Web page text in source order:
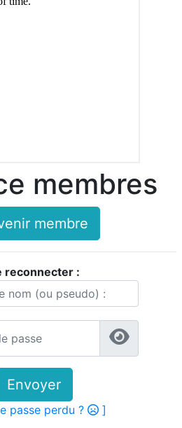
membres
membre
reconnecter :
Envoyer
passe perdu ? ]